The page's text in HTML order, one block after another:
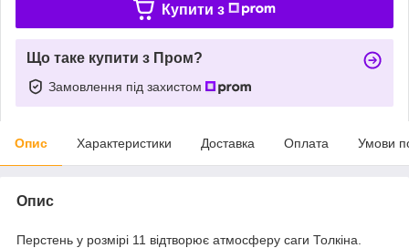
Купити з
Що таке купити з Пром?
Замовлення під захистом
Опис Характеристики Доставка Оплата Умови
Опис
Перстень у розмірі 11 відтворює атмосферу саги Толкіна.